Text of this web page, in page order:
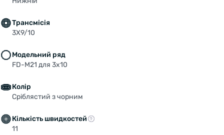
Трансмісія
3X9/10
Модельний ряд
FD-M21 для 3х10
Колір
Срiблястий з чорним
Кількість швидкостей
11